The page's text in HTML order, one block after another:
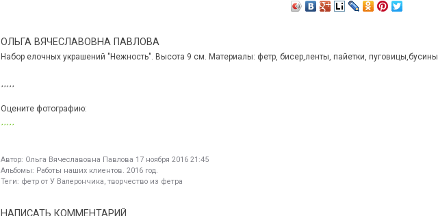
ОЛЬГА ВЯЧЕСЛАВОВНА ПАВЛОВА
Набор елочных украшений "Нежность". Высота 9 см. Материалы: фетр, бисер,ленты, пайетки, пуговицы,бусины
Оцените фотографию:
Автор: Ольга Вячеславовна Павлова 17 ноября 2016 21:45
Альбомы: Работы наших клиентов. 2016 год.
Теги: фетр от У Валерончика, творчество из фетра